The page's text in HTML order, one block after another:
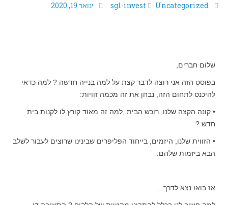
sgl-invest Uncategorized ינואר 19, 2020
שלום חברים,
בפוסט הזה אני רוצה לדבר קצת על למה בנייה חדשה ? למה כדאי
להיכנס לתחום הזה, נבחן את זה מכמה זוויות:
• קונה הקצה שלנו, רוכש הבית ,למה זה מאוד קורץ לו לקנות בית
חדש ?
• הזווית שלנו, היזמים, בייחוד הפליפרים שבינינו שרוצים לעבור לשלב
הבא ביזמות שלהם.
אז בואו נצא לדרך….